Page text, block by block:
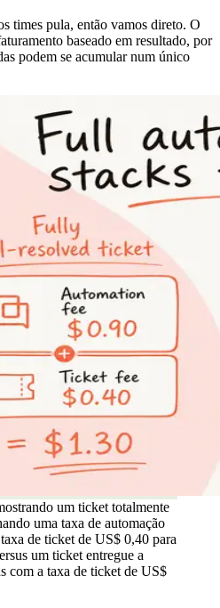
times pula, então vamos direto. O
baseado em resultado, por
podem se acumular num único
um ticket totalmente
uma taxa de automação
de ticket de US$ 0,40 para
um ticket entregue a
com a taxa de ticket de US$